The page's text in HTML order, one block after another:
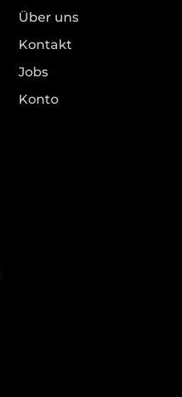
Über uns
Kontakt
Jobs
Konto